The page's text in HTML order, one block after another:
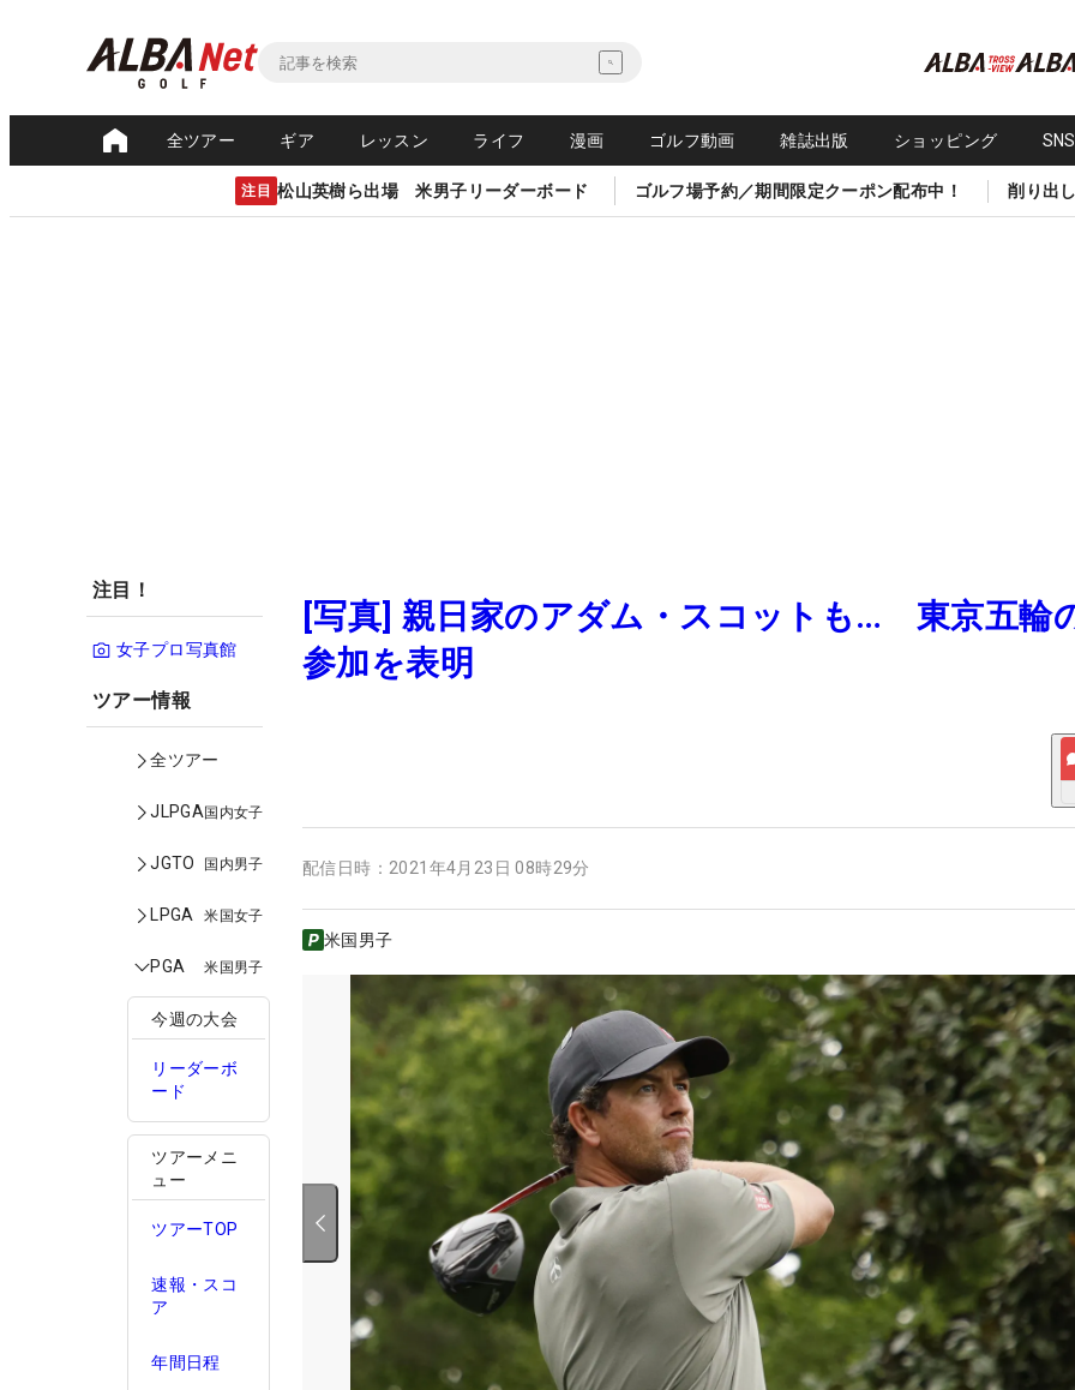
全ツアー ギア レッスン ライフ 漫画 ゴルフ動画 雑誌出版 ショッピング
注目 松山英樹ら出場 米男子リーダーボード ゴルフ場予約／期間限定クーポン配布中！ 削り出
注目！
女子プロ写真館
ツアー情報
全ツアー
JLPGA国内女子
JGTO 国内男子
LPGA 米国女子
PGA 米国男子
今週の大会
リーダーボ
ード
ツアーメニ
ュー
ツアーTOP
速報・スコ
ア
年間日程
[写真] 親日家のアダム・スコットも… 東京五輪
参加を表明
配信日時： 2021年4月23日 08時29分
米国男子